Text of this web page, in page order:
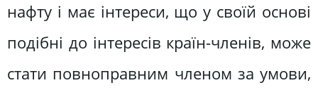
нафту і має інтереси, що у своїй основі
подібні до інтересів країн-членів, може
стати повноправним членом за умови,